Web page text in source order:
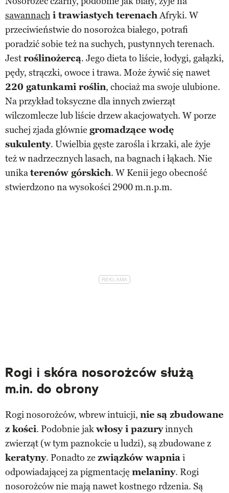
sawannach i trawiastych terenachAfryki. W
przeciwieństwie do nosorożca białego, potrafi
poradzić sobie też na suchych, pustynnych terenach.
Jestroślinożercą. Jego dieta to liście, łodygi, gałązki,
pędy, strączki, owoce i trawa. Może żywić się nawet
220 gatunkami roślin, chociaż ma swoje ulubione.
Na przykład toksyczne dla innych zwierząt
wilczomlecze lub liście drzew akacjowatych. W porze
suchej zjada głównie gromadzące wodę
sukulenty. Uwielbia gęste zarośla i krzaki, ale żyje
też w nadrzecznych lasach, na bagnach i łąkach. Nie
unikaterenów górskich. W Kenii jego obecność
stwierdzono na wysokości 2900 m.n.p.m.
Rogi i skóra nosorożców służą
m.in. do obrony
Rogi nosorożców, wbrew intuicji, nie są zbudowane
z kości. Podobnie jakwłosy i pazuryinnych
zwierząt (w tym paznokcie u ludzi), są zbudowane z
keratyny. Ponadto ze związków wapniai
odpowiadającej za pigmentację melaniny. Rogi
nosorożców nie mają nawet kostnego rdzenia. Są